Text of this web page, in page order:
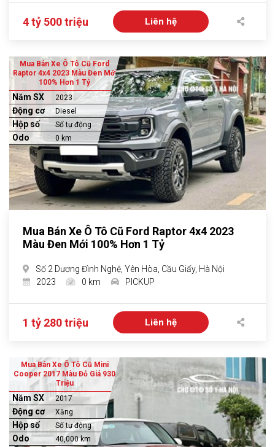
4 tỷ 500 triệu Liên hệ
Mua Bán Xe Ô Tô Cũ Ford
Raptor 4x4 2023 Màu Đen Mới
100% Hơn 1 Tỷ
Năm SX 2023
Động cơ Diesel
Hộp số Số tự động
Odo 0 km
Mua Bán Xe Ô Tô Cũ Ford Raptor 4x4 2023
Màu Đen Mới 100% Hơn 1 Tỷ
Số 2 Dương Đình Nghệ, Yên Hòa, Cầu Giấy, Hà Nội
2023
0 km PICKUP
1 tỷ 280 triệu Liên hệ
Mua Bán Xe Ô Tô Cũ Mini
Cooper 2017 Màu Đỏ Giá 930
Triệu
Năm SX 2017
Động cơ Xăng
Hộp số Số tự động
Odo 40,000 km